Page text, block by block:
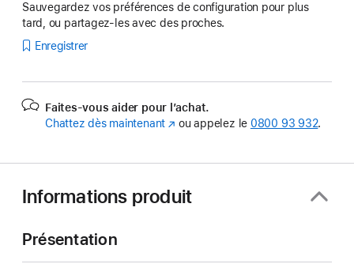
Sauvegardez vos préférences de configuration pour plus
tard, ou partagez-les avec des proches.
Enregistrer
Faites-vous aider pour l’achat.
Chattez dès maintenant (s’ouvre
ou appelez le 0800 93 932.
Informations produit
Présentation